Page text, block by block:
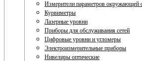
Измерители параметров окружающей
Курвиметры
Лазерные уровни
Приборы для обслуживания сетей
Цифровые уровни и угломеры
Электроизмерительные приборы
Нивелиры оптические